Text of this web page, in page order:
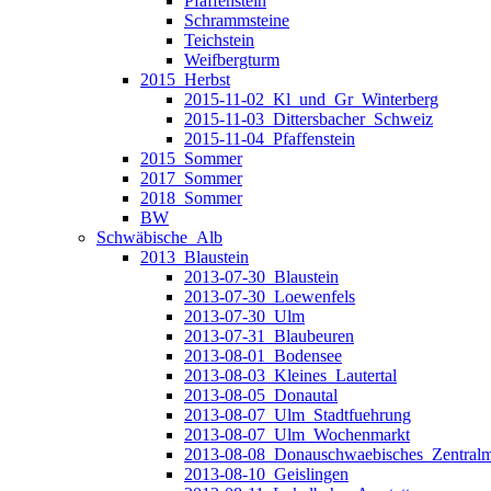
Schrammsteine
Teichstein
Weifbergturm
2015_Herbst
2015-11-02_Kl_und_Gr_Winterberg
2015-11-03_Dittersbacher_Schweiz
2015-11-04_Pfaffenstein
2015_Sommer
2017_Sommer
2018_Sommer
BW
Schwäbische_Alb
2013_Blaustein
2013-07-30_Blaustein
2013-07-30_Loewenfels
2013-07-30_Ulm
2013-07-31_Blaubeuren
2013-08-01_Bodensee
2013-08-03_Kleines_Lautertal
2013-08-05_Donautal
2013-08-07_Ulm_Stadtfuehrung
2013-08-07_Ulm_Wochenmarkt
2013-08-
2013-08-10_Geislingen